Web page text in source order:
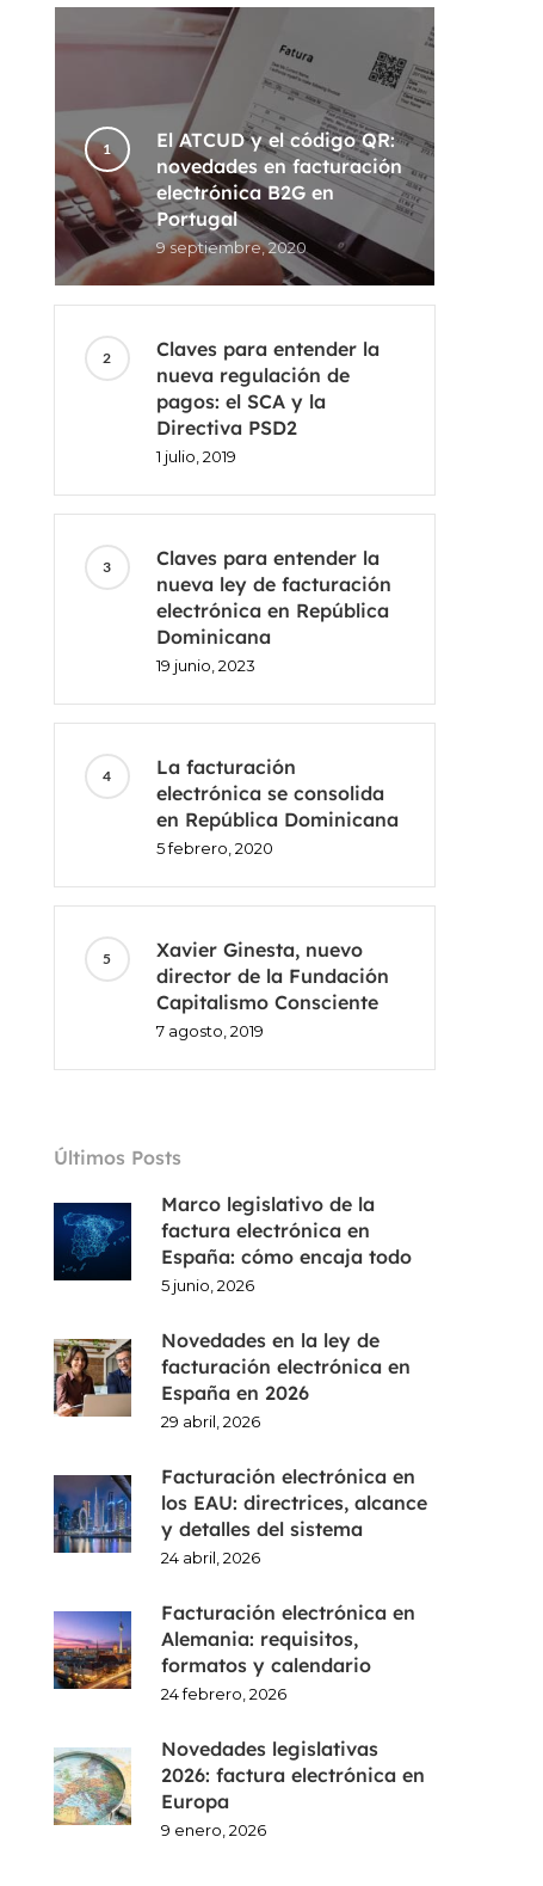
El ATCUD y el código QR:
novedades en facturación
electrónica B2G en
Portugal
9 septiembre, 2020
Claves para entender la
nueva regulación de
pagos: el SCA y la
Directiva PSD2
1 julio, 2019
Claves para entender la
nueva ley de facturación
electrónica en República
Dominicana
19 junio, 2023
La facturación
electrónica se consolida
en República Dominicana
5 febrero, 2020
Xavier Ginesta, nuevo
director de la Fundación
Capitalismo Consciente
7 agosto, 2019
Últimos Posts
Marco legislativo de la
factura electrónica en
España: cómo encaja todo
5 junio, 2026
Novedades en la ley de
facturación electrónica en
España en 2026
29 abril, 2026
Facturación electrónica en
los EAU: directrices, alcance
y detalles del sistema
24 abril, 2026
Facturación electrónica en
Alemania: requisitos,
formatos y calendario
24 febrero, 2026
Novedades legislativas
2026: factura electrónica en
Europa
9 enero, 2026